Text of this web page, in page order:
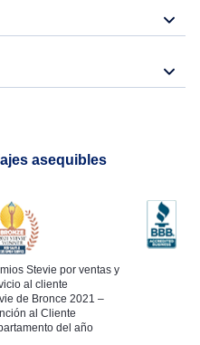
asequibles
Stevie por ventas y
al cliente
de Bronce 2021 –
al Cliente
del año